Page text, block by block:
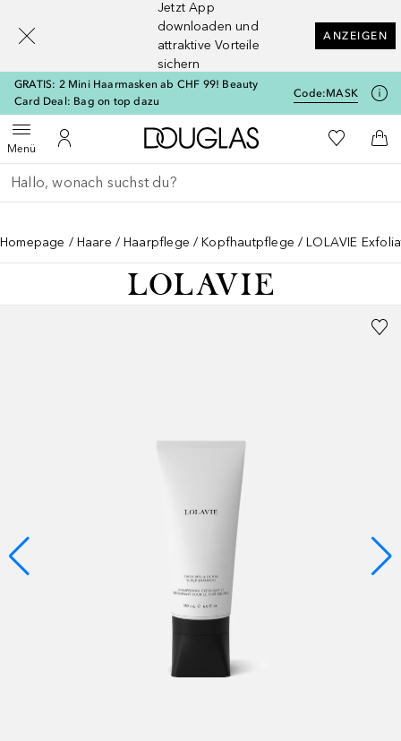
Jetzt App
downloaden und
attraktive Vorteile
sichern
ANZEIGEN
GRATIS: 2 Mini Haarmasken ab CHF 99! Beauty
Card Deal: Bag on top dazu
Code:MASK
MenüMenü öffnenZu Meinem Kundenkonto
Zur Douglas Startseite
Zu Meiner
Gehe zurück
Suche ausführen
Homepage Haare Haarpflege Kopfhautpflege LOLAVIE
[navigation.slideout.screenreader]